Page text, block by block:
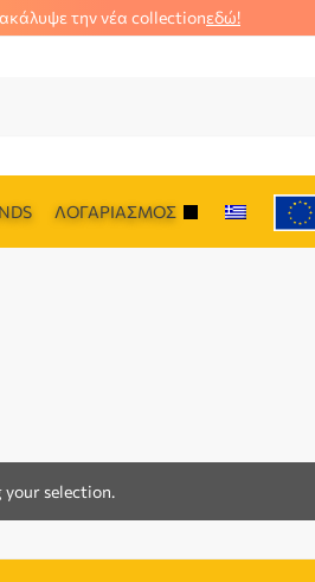
την νέα collectionεδώ!
ΛΟΓΑΡΙΑΣΜΌΣ
selection.